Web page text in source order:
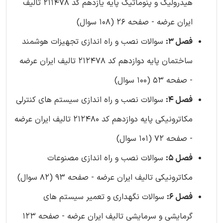
هیدرولیک و پنوماتیک پایه یازدهم کد 211478 تالیف
ایران عرضه - صفحه 26 (108 سوال)
فصل 3:
سوالات نصب و راه اندازی تجهیزات هوشمند
ساختمان پایه دوازدهم کد 212478 تالیف ایران عرضه
- صفحه 53 (100 سوال)
فصل 4:
سوالات نصب و راه اندازی سیستم های کنترلی
مکاترونیکی پایه دوازدهم کد 212480 تالیف ایران عرضه
- صفحه 72 (101 سوال)
فصل 5:
سوالات نصب و راه اندازی مصنوعات
مکاترونیکی تالیف ایران عرضه - صفحه 93 (82 سوال)
فصل 6:
سوالات نگهداری و تعمیر سیستم های
گرمایشی و سرمایشی تالیف ایران عرضه - صفحه 123